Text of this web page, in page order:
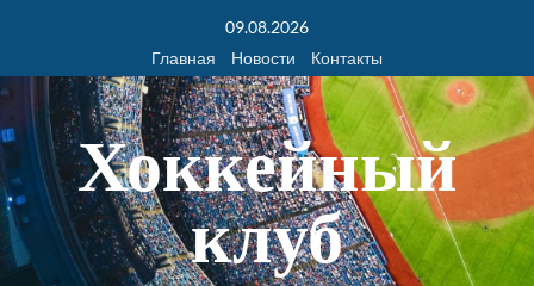
09.08.2026
Главная
Новости Контакты
Хоккейный
клуб